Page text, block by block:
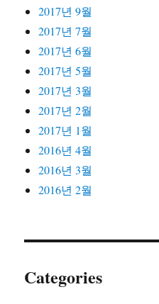
2017년 9월
2017년 7월
2017년 6월
2017년 5월
2017년 3월
2017년 2월
2017년 1월
2016년 4월
2016년 3월
2016년 2월
Categories